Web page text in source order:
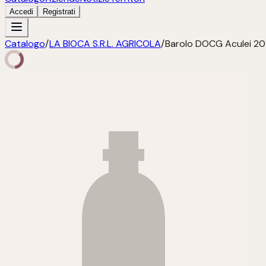
Accedi Registrati
Catalogo/LA BIOCA S.R.L. AGRICOLA/Barolo DOCG Aculei